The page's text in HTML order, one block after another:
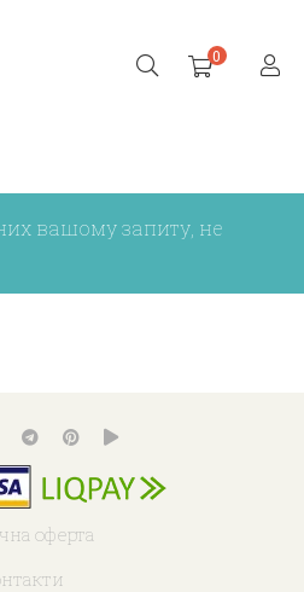
0
вашому запиту, не
оферта